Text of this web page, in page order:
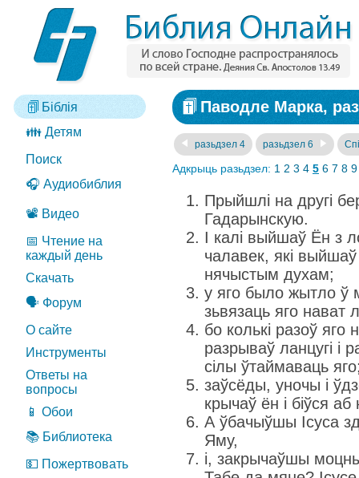
Біблія
👪 Детям
Поиск
🎧 Аудиобиблия
📽️ Видео
📅 Чтение на
каждый день
Скачать
🗣️ Форум
О сайте
Инструменты
Ответы на
вопросы
📱 Обои
📚 Библиотека
💵 Пожертвовать
Паводле Марка,
разьдзел 4 разьдзел 6
Адкрыць разьдзел: 1 2 3 4 5 6 7 8 9
Прыйшлі на другі
Гадарынскую.
І калі выйшаў Ён з
чалавек, які
нячыстым духам;
у яго было жытло ў
зьвязаць яго нават
бо колькі разоў яго
разрываў ланцугі і
сілы ўтаймаваць
заўсёды, уночы і
крычаў ён і біўся
А ўбачыўшы Ісуса
Яму,
і, закрычаўшы